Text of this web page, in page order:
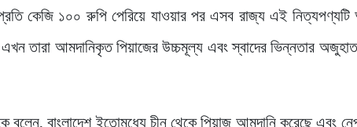
কেজি ১০০ রুপি পেরিয়ে যাওয়ার পর এসব রাজ্য এই নিত্যপণ্যটি
তারা আমদানিকৃত পিয়াজের উচ্চমূল্য এবং স্বাদের ভিন্নতার অজুহাত
বলেন, বাংলাদেশ ইতোমধ্যে চীন থেকে পিয়াজ আমদানি করেছে এবং